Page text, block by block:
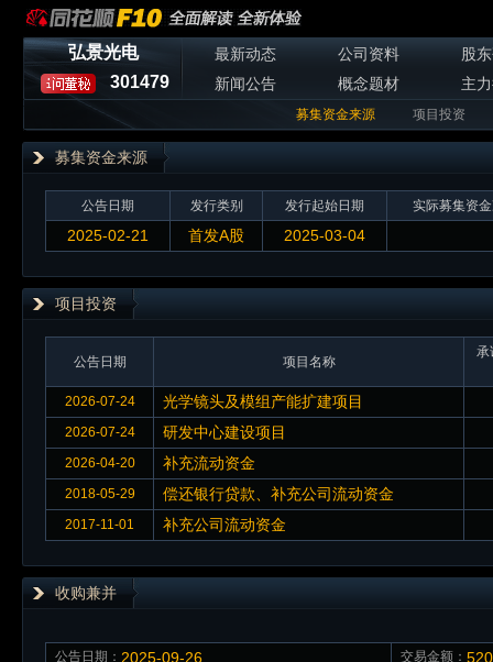
弘景光电
301479
最新动态 公司资料
股
新闻公告
概念题材 主
募集资金来源 项目投资
募集资金来源
公告日期 发行类别 发行起始日期 实际募集资
2025-02-21 首发A股 2025-03-04
项目投资
公告日期 项目名称
承
2026-07-24 光学镜头及模组产能扩建项目
2026-07-24 研发中心建设项目
2026-04-20 补充流动资金
2018-05-29 偿还银行贷款、补充公司流动资金
2017-11-01 补充公司流动资金
收购兼并
公告日期： 2025-09-26 交易金额：